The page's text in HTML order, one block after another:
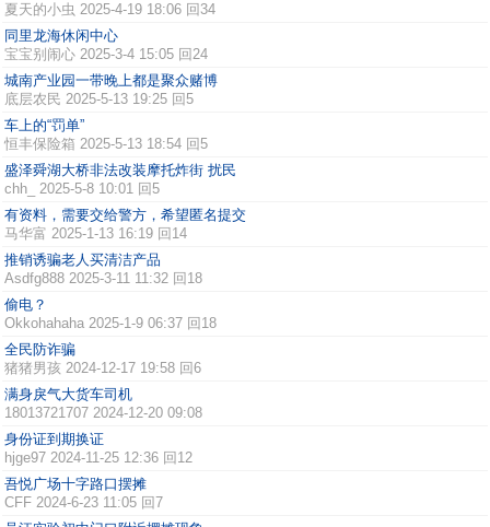
夏天的小虫 2025-4-19 18:06 回34
同里龙海休闲中心
宝宝别闹心 2025-3-4 15:05 回24
城南产业园一带晚上都是聚众赌博
底层农民 2025-5-13 19:25 回5
车上的“罚单”
恒丰保险箱 2025-5-13 18:54 回5
盛泽舜湖大桥非法改装摩托炸街 扰民
chh_
2025-5-8 10:01 回5
有资料，需要交给警方，希望匿名提交
马华富 2025-1-13 16:19 回14
推销诱骗老人买清洁产品
Asdfg888 2025-3-11 11:32 回18
偷电？
Okkohahaha 2025-1-9 06:37 回18
全民防诈骗
猪猪男孩 2024-12-17 19:58 回6
满身戾气大货车司机
18013721707 2024-12-20 09:08
身份证到期换证
hjge97 2024-11-25 12:36 回12
吾悦广场十字路口摆摊
CFF 2024-6-23 11:05 回7